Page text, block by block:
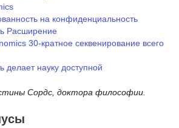
на конфиденциальность
Расширение
30-кратное секвенирование всего
делает науку доступной
Сордс, доктора философии.